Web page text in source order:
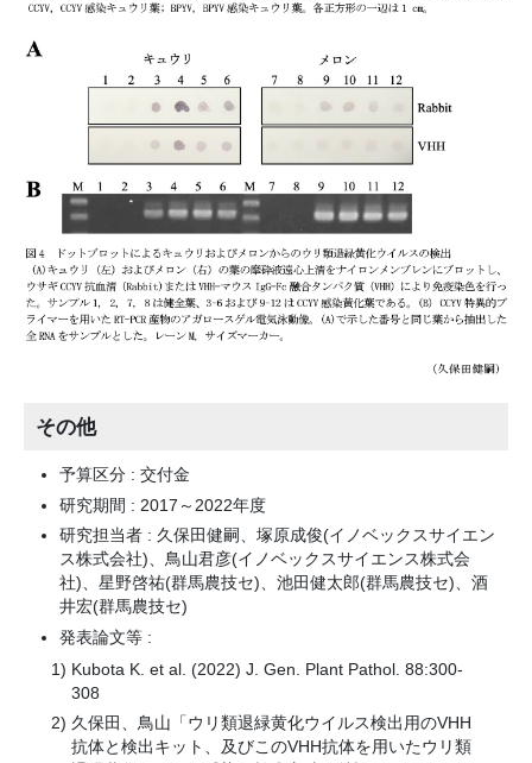
その他
予算区分 : 交付金
研究期間 : 2017～2022年度
研究担当者 : 久保田健嗣、塚原成俊(イノベックスサイエン
ス株式会社)、鳥山君彦(イノベックスサイエンス株式会
社)、星野啓祐(群馬農技セ)、池田健太郎(群馬農技セ)、酒
井宏(群馬農技セ)
発表論文等 :
Kubota K. et al. (2022) J. Gen. Plant Pathol. 88:300-
308
久保田、鳥山「ウリ類退緑黄化ウイルス検出用のVHH
抗体と検出キット、及びこのVHH抗体を用いたウリ類